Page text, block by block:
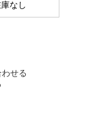
なし
せる